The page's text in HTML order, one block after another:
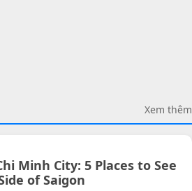
Xem thêm
Minh City: 5 Places to See
of Saigon